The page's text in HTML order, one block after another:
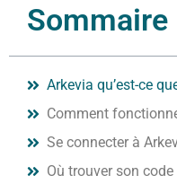
Sommaire
Arkevia qu’est-ce
Comment
Se connecter à
Où trouver son code